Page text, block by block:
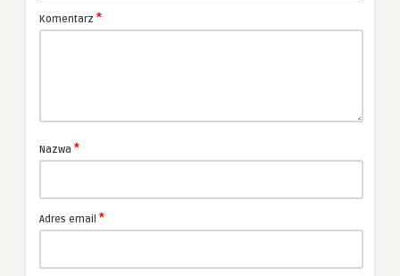
Komentarz *
Nazwa *
Adres email *